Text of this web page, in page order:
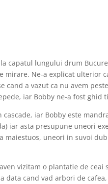
capatul lungului drum
mirare. Ne-a explicat
cand a vazut ca nu avem
iar Bobby ne-a fost ghid
iar Bobby este
iar asta presupune uneori
maiestuos, uneori in suvoi
vizitam o plantatie de
data cand vad arbori de